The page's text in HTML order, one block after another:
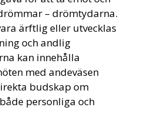
– drömtydarna.
ärftlig eller utvecklas
och andlig
kan innehålla
med andeväsen
budskap om
personliga och